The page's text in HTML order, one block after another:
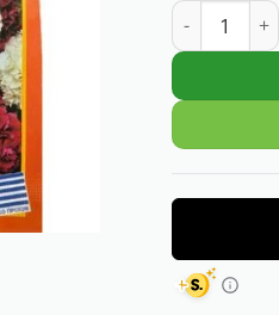
Σπόρος